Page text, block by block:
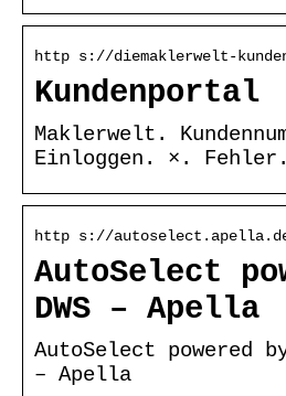
http s://diemaklerwelt-
Kundenportal
Maklerwelt.
Einloggen. ×. Fehler.
http s://
AutoSelect
DWS – Apella
AutoSelect powered
– Apella